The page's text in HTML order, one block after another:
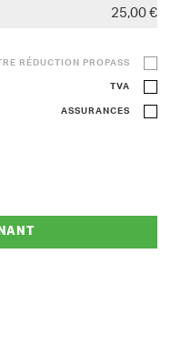
25,00 €
RÉDUCTION PROPASS
TVA
ASSURANCES